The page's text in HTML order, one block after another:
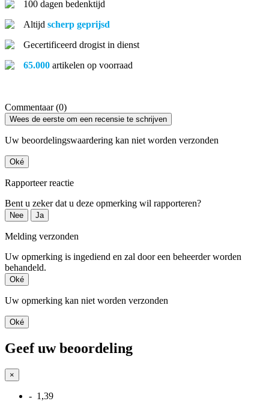
100 dagen bedenktijd
Altijd scherp geprijsd
Gecertificeerd drogist in dienst
65.000 artikelen op voorraad
Commentaar (0)
Wees de eerste om een recensie te schrijven
Uw beoordelingswaardering kan niet worden verzonden
Oké
Rapporteer reactie
Bent u zeker dat u deze opmerking wil rapporteren?
Nee Ja
Melding verzonden
Uw opmerking is ingediend en zal door een beheerder worden
behandeld.
Oké
Uw opmerking kan niet worden verzonden
Oké
Geef uw beoordeling
×
- 1,39